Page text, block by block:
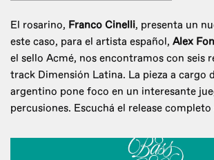
El rosarino, Franco Cinelli, presenta un
este caso, para el artista español, Alex
el sello Acmé, nos encontramos con seis
track Dimensión Latina. La pieza a cargo
argentino pone foco en un interesante
percusiones. Escuchá el release